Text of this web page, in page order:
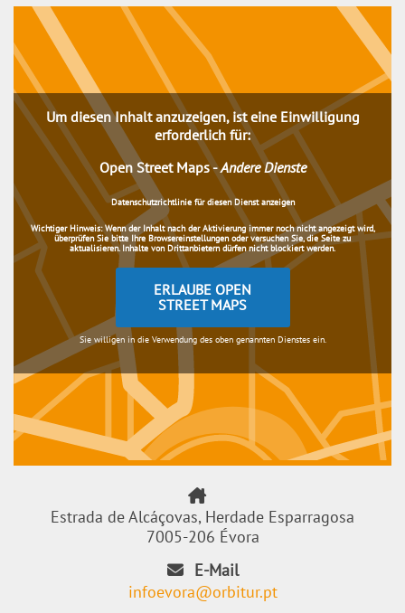
Um diesen Inhalt anzuzeigen, ist eine Einwilligung
erforderlich für:
Open Street Maps-Andere Dienste
Datenschutzrichtlinie für diesen Dienst anzeigen
Wichtiger Hinweis:Wenn der Inhalt nach der Aktivierung immer noch nicht angezeigt wird,
überprüfen Sie bitte Ihre Browsereinstellungen oder versuchen Sie, die Seite zu
aktualisieren. Inhalte von Drittanbietern dürfen nicht blockiert werden.
ERLAUBE OPEN
STREET MAPS
Sie willigen in die Verwendung des oben genannten Dienstes ein.
Estrada de Alcáçovas, Herdade Esparragosa
7005-206 Évora
E-Mail
infoevora@orbitur.pt